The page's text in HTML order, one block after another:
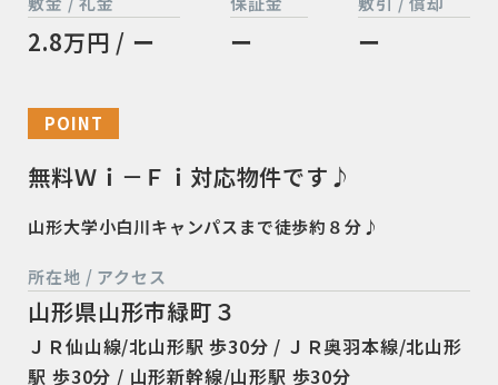
2.8万円 / ー ー ー
POINT
無料Ｗｉ－Ｆｉ対応物件です♪
山形大学小白川キャンパスまで徒歩約８分♪
所在地 / アクセス
山形県山形市緑町３
ＪＲ仙山線/北山形駅 歩30分 / ＪＲ奥羽本線/北山形
駅 歩30分 / 山形新幹線/山形駅 歩30分